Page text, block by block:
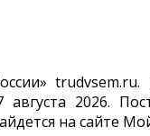
2026.
на сайте